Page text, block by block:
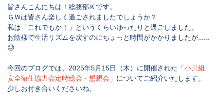
皆さんこんにちは！総務部Ｋです。
ＧＷは皆さん楽しく過ごされましたでしょうか？
私は「これでもか！」というくらいゆったりと過ごしました。
お陰様で生活リズムを戻すのにちょっと時間がかかりましたが......
😓
今回のブログでは、2025年5月15日（木）に開催された「小川組
安全衛生協力会定時総会・懇親会 」についてご紹介いたします。
少しお付き合いくださいね。